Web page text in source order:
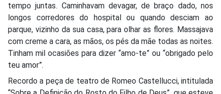
tempo juntas. Caminhavam devagar, de braço dado, nos
longos corredores do hospital ou quando desciam ao
parque, vizinho da sua casa, para olhar as flores. Massajava
com creme a cara, as mãos, os pés da mãe todas as noites.
Tinham mil ocasiões para dizer “amo-te” ou “obrigado pelo
teu amor”.
Recordo a peça de teatro de Romeo Castellucci, intitulada